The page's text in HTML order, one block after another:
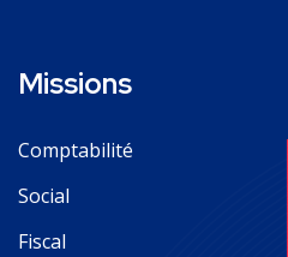
Missions
Comptabilité
Social
Fiscal